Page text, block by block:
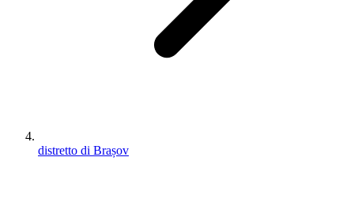
distretto di Brașov